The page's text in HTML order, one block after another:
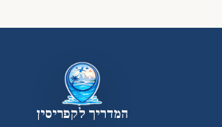
המדריך לקפריסין